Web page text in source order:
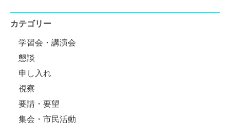
カテゴリー
学習会・講演会
懇談
申し入れ
視察
要請・要望
集会・市民活動